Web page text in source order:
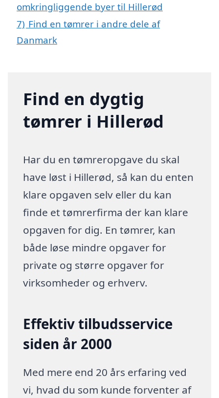
omkringliggende byer til Hillerød
7) Find en tømrer i andre dele af
Danmark
Find en dygtig
tømrer i Hillerød
Har du en tømreropgave du skal
have løst i Hillerød, så kan du enten
klare opgaven selv eller du kan
finde et tømrerfirma der kan klare
opgaven for dig. En tømrer, kan
både løse mindre opgaver for
private og større opgaver for
virksomheder og erhverv.
Effektiv tilbudsservice
siden år 2000
Med mere end 20 års erfaring ved
vi, hvad du som kunde forventer af